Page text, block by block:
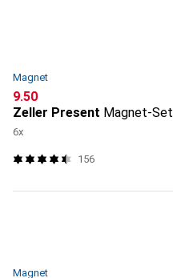
Magnet
CHF
9.50
Zeller Present Magnet-Set
6x
156
Magnet